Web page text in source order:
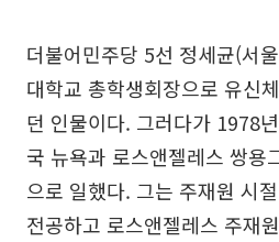
더불어민주당 5선 정세균(서
대학교 총학생회장으로 유신
던 인물이다. 그러다가 1978
국 뉴욕과 로스앤젤레스 쌍용
으로 일했다. 그는 주재원 시
전공하고 로스앤젤레스 주재